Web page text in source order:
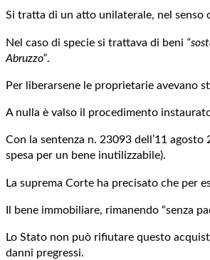
Si tratta di un atto unilaterale, nel senso
Nel caso di specie si trattava di beni
Abruzzo”.
Per liberarsene le proprietarie avevano
A nulla è valso il procedimento
Con la sentenza n. 23093 dell’11
spesa per un bene inutilizzabile).
La suprema Corte ha precisato che per
Il bene immobiliare, rimanendo “senza
Lo Stato non può rifiutare questo
danni pregressi.